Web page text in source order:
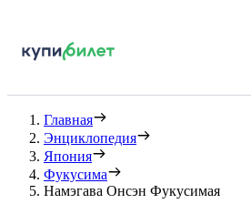
Главная
Энциклопедия
Япония
Фукусима
Намэгава Онсэн Фукусимая